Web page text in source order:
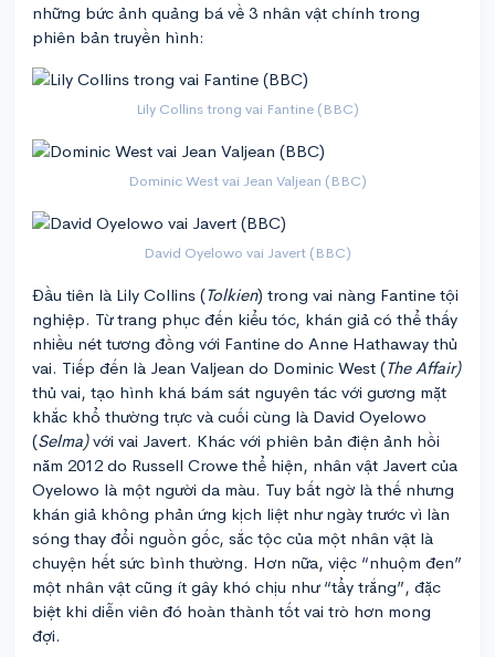
những bức ảnh quảng bá về 3 nhân vật chính trong
phiên bản truyền hình:
Lily Collins trong vai Fantine (BBC)
Dominic West vai Jean Valjean (BBC)
David Oyelowo vai Javert (BBC)
Đầu tiên là Lily Collins (Tolkien) trong vai nàng Fantine tội
nghiệp. Từ trang phục đến kiểu tóc, khán giả có thể thấy
nhiều nét tương đồng với Fantine do Anne Hathaway thủ
vai. Tiếp đến là Jean Valjean do Dominic West (The Affair)
thủ vai, tạo hình khá bám sát nguyên tác với gương mặt
khắc khổ thường trực và cuối cùng là David Oyelowo
(Selma)với vai Javert. Khác với phiên bản điện ảnh hồi
năm 2012 do Russell Crowe thể hiện, nhân vật Javert của
Oyelowo là một người da màu. Tuy bất ngờ là thế nhưng
khán giả không phản ứng kịch liệt như ngày trước vì làn
sóng thay đổi nguồn gốc, sắc tộc của một nhân vật là
chuyện hết sức bình thường. Hơn nữa, việc “nhuộm đen”
một nhân vật cũng ít gây khó chịu như “tẩy trắng”, đặc
biệt khi diễn viên đó hoàn thành tốt vai trò hơn mong
đợi.